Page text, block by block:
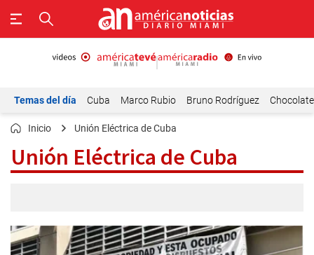
Temas del día Cuba Marco Rubio Bruno Rodríguez
Inicio Unión Eléctrica de Cuba
Unión Eléctrica de Cuba